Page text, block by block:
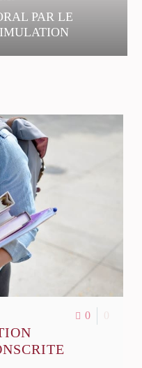
PAR LE
donation
cession fictive,
intention de
0 0